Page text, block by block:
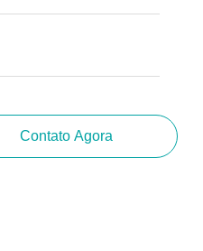
Contato Agora